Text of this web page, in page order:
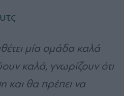
μία ομάδα καλά
καλά, γνωρίζουν ότι
και θα πρέπει να